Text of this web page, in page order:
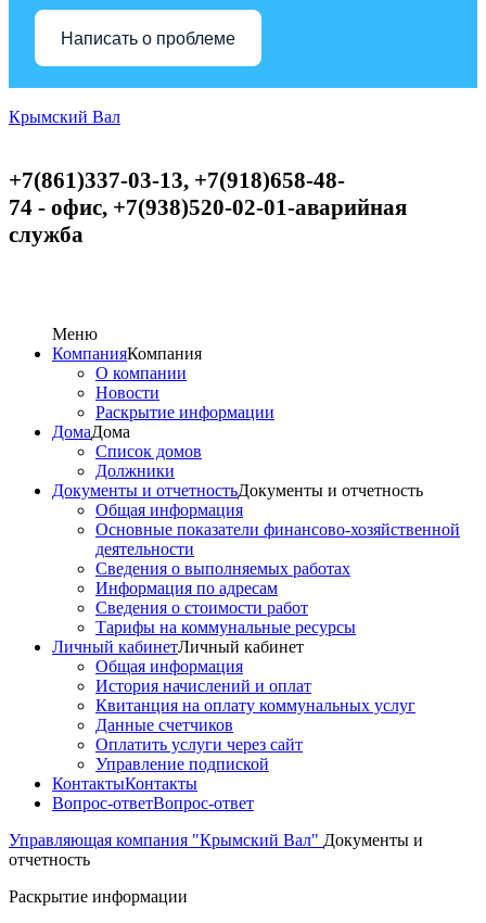
Написать о проблеме
Крымский Вал
+7(861)337-03-13, +7(918)658-48-
74 - офис, +7(938)520-02-01-аварийная
служба
Меню
КомпанияКомпания
О компании
Новости
Раскрытие информации
ДомаДома
Список домов
Должники
Документы и отчетностьДокументы и отчетность
Общая информация
Основные показатели финансово-хозяйственной
деятельности
Сведения о выполняемых работах
Информация по адресам
Сведения о стоимости работ
Тарифы на коммунальные ресурсы
Личный кабинетЛичный кабинет
Общая информация
История начислений и оплат
Квитанция на оплату коммунальных услуг
Данные счетчиков
Оплатить услуги через сайт
Управление подпиской
КонтактыКонтакты
Вопрос-ответВопрос-ответ
Управляющая компания "Крымский Вал" Документы и
отчетность
Раскрытие информации